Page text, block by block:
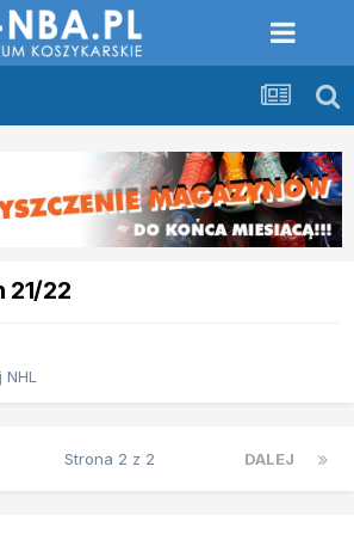
21/22
DALEJ
Strona 2 z 2